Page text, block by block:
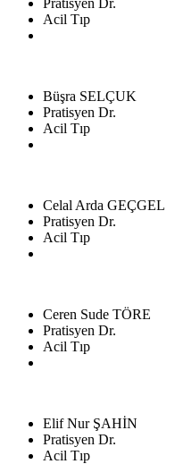
Acil Tıp
Büşra SELÇUK
Pratisyen Dr.
Acil Tıp
Celal Arda GEÇGEL
Pratisyen Dr.
Acil Tıp
Ceren Sude TÖRE
Pratisyen Dr.
Acil Tıp
Elif Nur ŞAHİN
Pratisyen Dr.
Acil Tıp